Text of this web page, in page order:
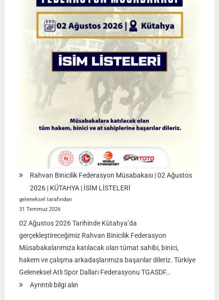
Yarı
Final
Müsabakaları
|
08-
09
2026
İSTANBUL
Rahvan Binicilik Federasyon Müsabakası | 02 Ağustos
2026 | KÜTAHYA | İSİM LİSTELERİ
geleneksel tarafından
31 Temmuz 2026
02 Ağustos 2026 Tarihinde Kütahya’da
gerçekleştireceğimiz Rahvan Binicilik Federasyon
Müsabakalarımıza katılacak olan tümat sahibi, binici,
hakem ve çalışma arkadaşlarımıza başarılar dileriz. Türkiye
Geleneksel Atlı Spor Dalları Federasyonu TGASDF…
Ayrıntılı bilgi alın: